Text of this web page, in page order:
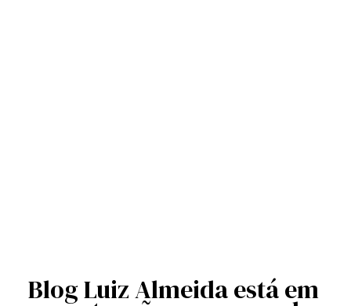
Blog Luiz Almeida está em